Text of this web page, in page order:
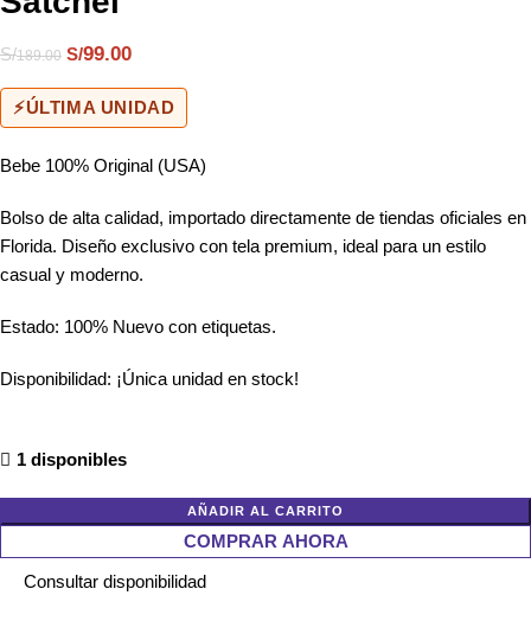
S/189.00 S/99.00
⚡ÚLTIMA UNIDAD
Bebe 100% Original (USA)
Bolso de alta calidad, importado directamente de tiendas oficiales en
Florida. Diseño exclusivo con tela premium, ideal para un estilo
casual y moderno.
Estado: 100% Nuevo con etiquetas.
Disponibilidad: ¡Única unidad en stock!
1 disponibles
AÑADIR AL CARRITO
COMPRAR AHORA
Consultar disponibilidad